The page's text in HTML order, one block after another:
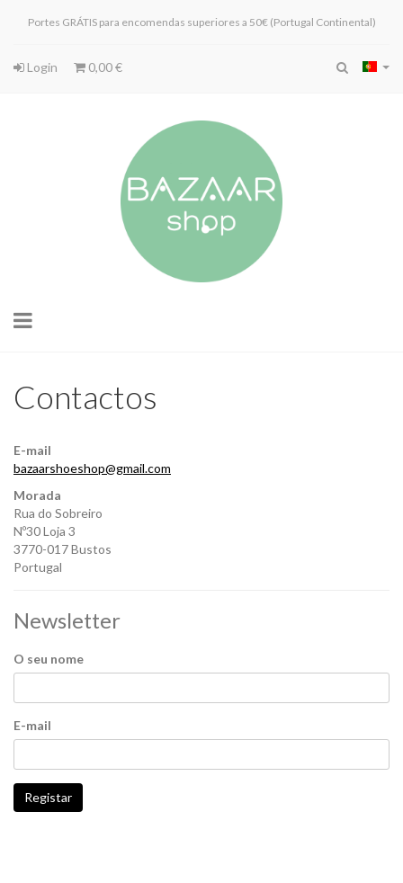
Portes GRÁTIS para encomendas superiores a 50€ (Portugal Continental)
Login 0,00 €
Toggle
Contactos
E-mail
bazaarshoeshop@gmail.com
Morada
Rua do Sobreiro
Nº30 Loja 3
3770-017 Bustos
Portugal
Newsletter
O seu nome
E-mail
Registar